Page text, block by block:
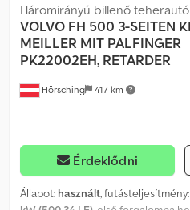
Hörsching 417 km
Háromirányú billenő teherautó
VOLVO FH 500 3-SEITEN
MEILLER MIT PALFINGER
PK22002EH, RETARDER
Érdeklődni
Állapot: használt, futásteljesítmény: